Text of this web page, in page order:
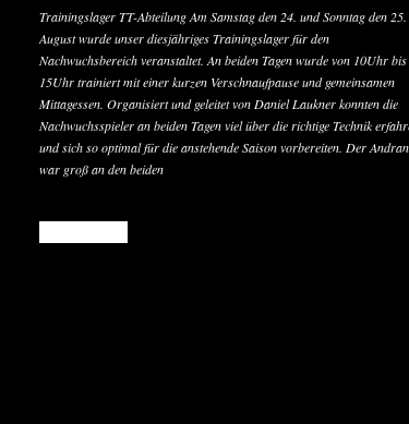
Trainingslager TT-Abteilung Am Samstag den 24. und Sonntag den 25.
August wurde unser diesjähriges Trainingslager für den
Nachwuchsbereich veranstaltet. An beiden Tagen wurde von 10Uhr bis
15Uhr trainiert mit einer kurzen Verschnaufpause und gemeinsamen
Mittagessen. Organisiert und geleitet von Daniel Laukner konnten die
Nachwuchsspieler an beiden Tagen viel über die richtige Technik
und sich so optimal für die anstehende Saison vorbereiten. Der
war groß an den beiden